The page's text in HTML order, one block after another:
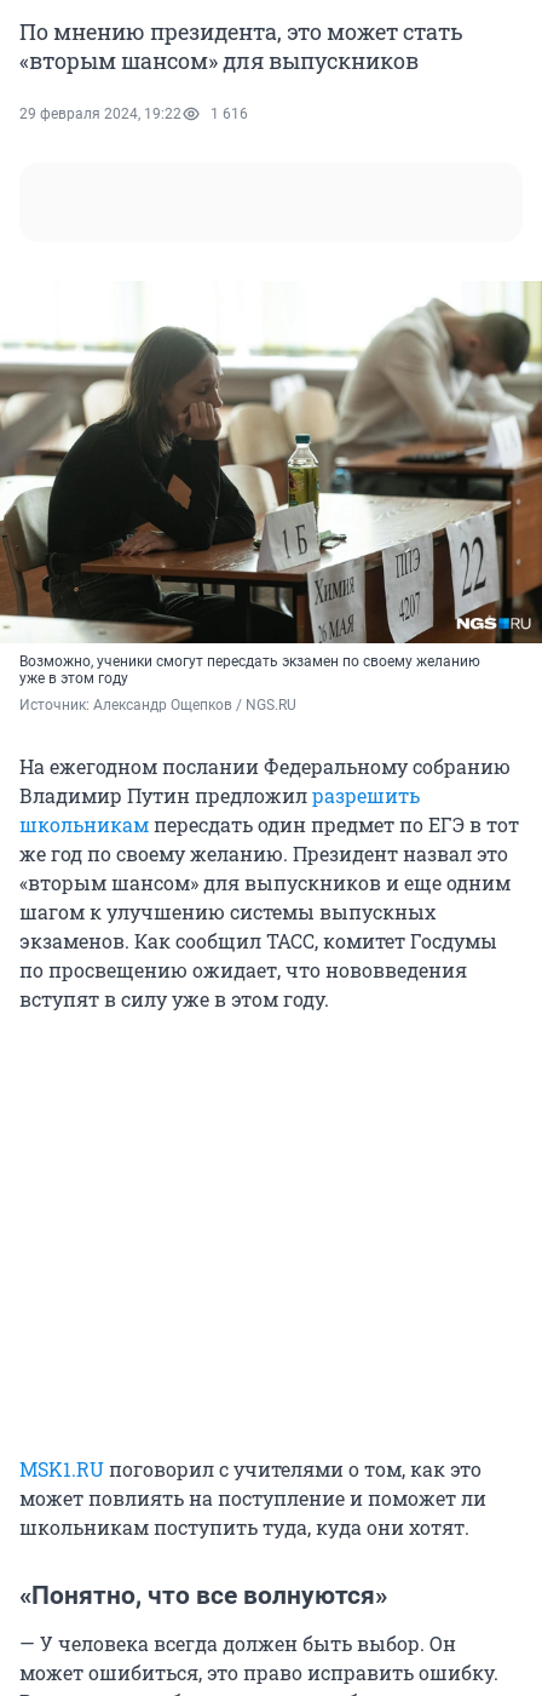
По мнению президента, это может стать
«вторым шансом» для выпускников
29 февраля 2024, 19:22 1 616
Возможно, ученики смогут пересдать экзамен по своему желанию
уже в этом году
Источник: Александр Ощепков / NGS.RU
На ежегодном послании Федеральному собранию
Владимир Путин предложилразрешить
школьникампересдать один предмет по ЕГЭ в тот
же год по своему желанию. Президент назвал это
«вторым шансом» для выпускников и еще одним
шагом к улучшению системы выпускных
экзаменов. Как сообщил ТАСС, комитет Госдумы
по просвещению ожидает, что нововведения
вступят в силу уже в этом году.
MSK1.RUпоговорил с учителями о том, как это
может повлиять на поступление и поможет ли
школьникам поступить туда, куда они хотят.
«Понятно, что все волнуются»
— У человека всегда должен быть выбор. Он
может ошибиться, это право исправить ошибку.